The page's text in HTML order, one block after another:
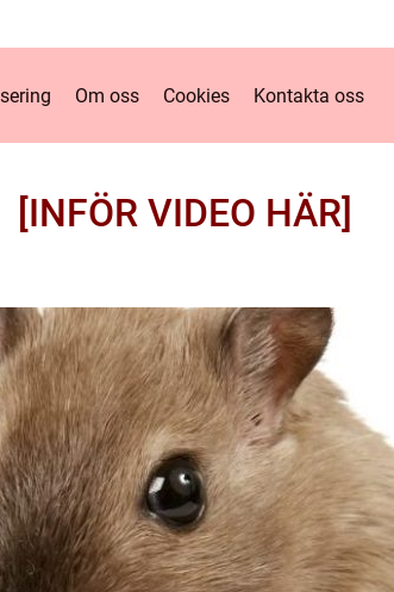
Om oss Cookies Kontakta oss
[INFÖR VIDEO HÄR]